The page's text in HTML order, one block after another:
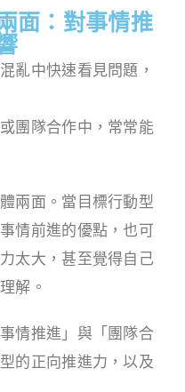
面：對事情推
亂中快速看見問題，
團隊合作中，常常能
兩面。當目標行動型
情前進的優點，也可
太大，甚至覺得自己
解。
情推進」與「團隊合
的正向推進力，以及